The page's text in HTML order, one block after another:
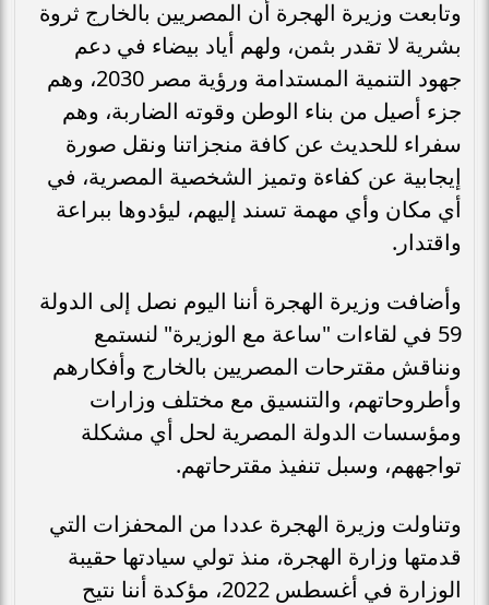
وتابعت وزيرة الهجرة أن المصريين بالخارج ثروة
بشرية لا تقدر بثمن، ولهم أياد بيضاء في دعم
جهود التنمية المستدامة ورؤية مصر 2030، وهم
جزء أصيل من بناء الوطن وقوته الضاربة، وهم
سفراء للحديث عن كافة منجزاتنا ونقل صورة
إيجابية عن كفاءة وتميز الشخصية المصرية، في
أي مكان وأي مهمة تسند إليهم، ليؤدوها ببراعة
واقتدار.
وأضافت وزيرة الهجرة أننا اليوم نصل إلى الدولة
59 في لقاءات "ساعة مع الوزيرة" لنستمع
ونناقش مقترحات المصريين بالخارج وأفكارهم
وأطروحاتهم، والتنسيق مع مختلف وزارات
ومؤسسات الدولة المصرية لحل أي مشكلة
تواجههم، وسبل تنفيذ مقترحاتهم.
وتناولت وزيرة الهجرة عددا من المحفزات التي
قدمتها وزارة الهجرة، منذ تولي سيادتها حقيبة
الوزارة في أغسطس 2022، مؤكدة أننا نتيح